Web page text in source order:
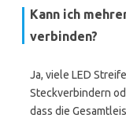
Kann ich
verbinden?
Ja, viele LED
Steckverbindern
dass die